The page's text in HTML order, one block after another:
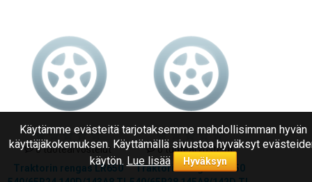
Käytämme evästeitä tarjotaksemme mahdollisimman hyvän
käyttäjäkokemuksen. Käyttämällä sivustoa hyväksyt
käytön. Lue lisää Hyväksyn
0 tuotearvostelut
Traktorin rengas LR650
0 tuotearvostelut
Traktorin rengas LR650